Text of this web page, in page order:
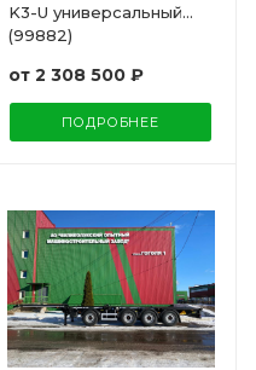
K3-U универсальный
(99882)
от 2 308 500 ₽
ПОДРОБНЕЕ